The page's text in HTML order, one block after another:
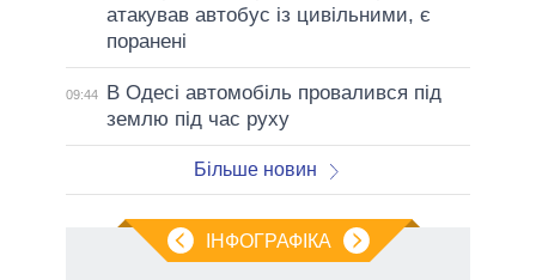
атакував автобус із цивільними, є
поранені
09:44
В Одесі автомобіль провалився під
землю під час руху
Більше новин
ІНФОГРАФІКА